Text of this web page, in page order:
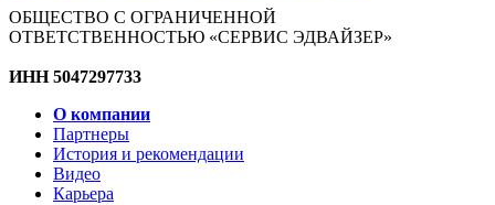
ОБЩЕСТВО С ОГРАНИЧЕННОЙ
ОТВЕТСТВЕННОСТЬЮ «СЕРВИС ЭДВАЙЗЕР»
ИНН 5047297733
О компании
Партнеры
История и рекомендации
Видео
Карьера